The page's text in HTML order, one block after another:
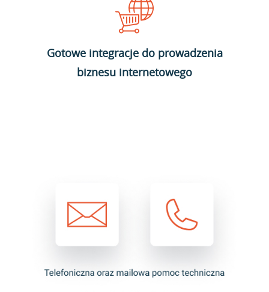
Gotowe integracje do prowadzenia
biznesu internetowego